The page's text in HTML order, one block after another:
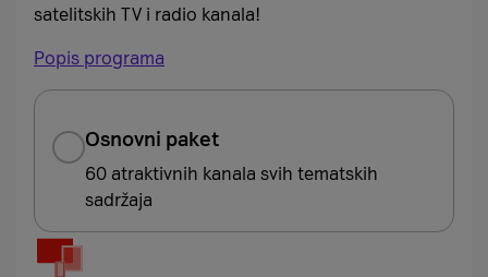
satelitskih TV i radio kanala!
Popis programa
Osnovni paket
60 atraktivnih kanala svih tematskih
sadržaja